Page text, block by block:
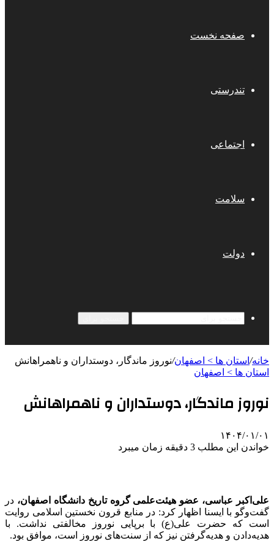
صفحه نخست
تندرستی
اجتماعی
سلامت
دولت
خانه/ استان ها > اصفهان/نوروز ماندگار، دوستداران و ناهمراهانش
استان ها > اصفهان
نوروز ماندگار، دوستداران و ناهمراهانش
۱۴۰۴/۰۱/۰۱
خواندن این مطلب 3 دقیقه زمان میبرد
علی‌اکبر عباسی، عضو هیئت‌علمی گروه تاریخ دانشگاه اصفهان، در
گفت‌وگو با ایسنا اظهار کرد: در منابع قرون نخستین اسلامی روایت
است که حضرت علی(ع) با برپایی نوروز مخالفتی نداشت. با
هدیه‌دادن و هدیه‌گرفتن نیز که از سنت‌های نوروز است، موافق بود.